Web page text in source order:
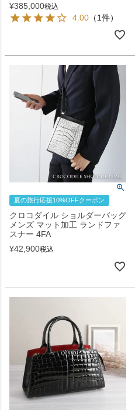
¥385,000税込
4.00 （1件）
夏の旅行応援10%OFFクーポン
クロコダイル ショルダーバッグ
メンズ マット加工 ランドファ
スナー 4FA
¥42,900税込